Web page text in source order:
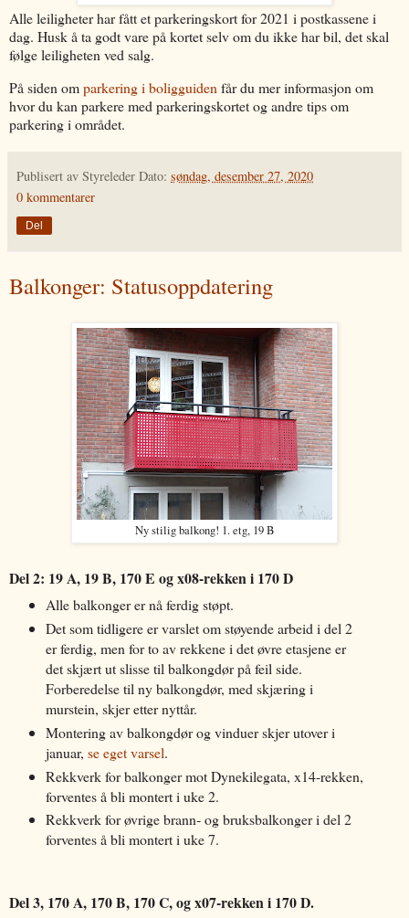
Alle leiligheter har fått et parkeringskort for 2021 i postkassene i
dag. Husk å ta godt vare på kortet selv om du ikke har bil, det skal
følge leiligheten ved salg.
På siden omparkering i boligguiden får du mer informasjon om
hvor du kan parkere med parkeringskortet og andre tips om
parkering i området.
Publisert av Styreleder Dato: søndag, desember 27, 2020
0 kommentarer
Del
Balkonger: Statusoppdatering
Ny stilig balkong! 1. etg, 19 B
Del 2: 19 A, 19 B, 170 E og x08-rekken i 170 D
Alle balkonger er nå ferdig støpt.
Det som tidligere er varslet om støyende arbeid i del 2
er ferdig, men for to av rekkene i det øvre etasjene er
det skjært ut slisse til balkongdør på feil side.
Forberedelse til ny balkongdør, med skjæring i
murstein, skjer etter nyttår.
Montering av balkongdør og vinduer skjer utover i
januar, se eget varsel.
Rekkverk for balkonger mot Dynekilegata, x14-rekken,
forventes å bli montert i uke 2.
Rekkverk for øvrige brann- og bruksbalkonger i del 2
forventes å bli montert i uke 7.
Del 3, 170 A, 170 B, 170 C, og x07-rekken i 170 D.